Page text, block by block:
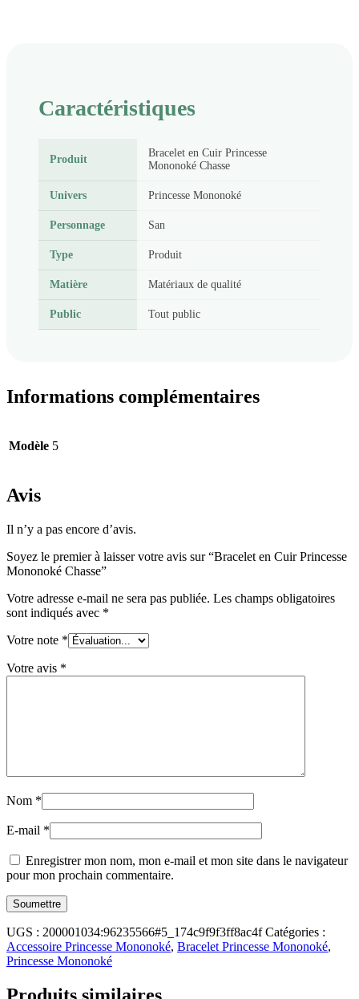
Caractéristiques
Produit
Bracelet en Cuir Princesse
Mononoké Chasse
Univers Princesse Mononoké
Personnage San
Type Produit
Matière Matériaux de qualité
Public Tout public
Informations complémentaires
Modèle 5
Avis
Il n’y a pas encore d’avis.
Soyez le premier à laisser votre avis sur “Bracelet en Cuir Princesse
Mononoké Chasse”
Votre adresse e-mail ne sera pas publiée. Les champs obligatoires
sont indiqués avec *
Votre note *
Votre avis *
Nom *
E-mail *
Enregistrer mon nom, mon e-mail et mon site dans le navigateur
pour mon prochain commentaire.
UGS : 200001034:96235566#5_174c9f9f3ff8ac4f Catégories :
Accessoire Princesse Mononoké, Bracelet Princesse Mononoké,
Princesse Mononoké